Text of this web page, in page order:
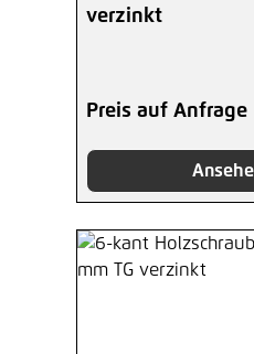
verzinkt
Preis auf Anfrage